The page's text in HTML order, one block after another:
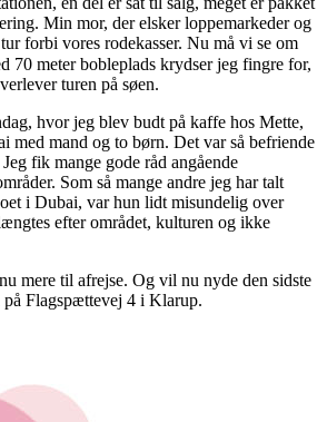
Min mor, der elsker loppemarkeder og
forbi vores rodekasser. Nu må vi se om
70 meter bobleplads krydser jeg fingre for,
turen på søen.
hvor jeg blev budt på kaffe hos Mette,
med mand og to børn. Det var så befriende
fik mange gode råd angående
Som så mange andre jeg har talt
i Dubai, var hun lidt misundelig over
efter området, kulturen og ikke
mere til afrejse. Og vil nu nyde den sidste
Flagspættevej 4 i Klarup.